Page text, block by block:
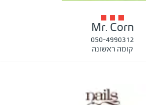
Mr. Corn
050-4990312
קומה ראשונה